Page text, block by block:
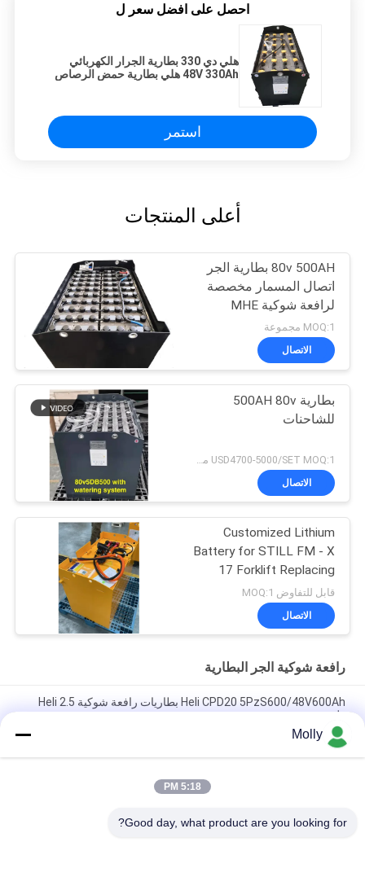
احصل على افضل سعر ل
هلي دي 330 بطارية الجرار الكهربائي
48V 330Ah هلي بطارية حمض الرصاص
استمر
أعلى المنتجات
80v 500AH بطارية الجر
اتصال المسمار مخصصة
لرافعة شوكية MHE
MOQ:1 مجموعة
الاتصال
بطارية 500AH 80v
للشاحنات
USD4700-5000/SET MOQ:1 مجموعة
الاتصال
Customized Lithium
Battery for STILL FM - X
17 Forklift Replacing
48V/775AH Lead - Acid
Battery to 51.2V 690AH
Lithium Battery
قابل للتفاوض MOQ:1
الاتصال
رافعة شوكية الجر البطارية
Heli CPD20 5PzS600/48V600Ah بطاريات رافعة شوكية Heli 2.5
طن
البطارية، بيع بالجملة ل هلي الكهربائية الموازنة المضادة الشاحنة
Molly
5:18 PM
Good day, what product are you looking for?